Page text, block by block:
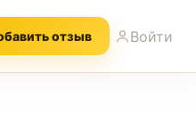
отзыв Войти